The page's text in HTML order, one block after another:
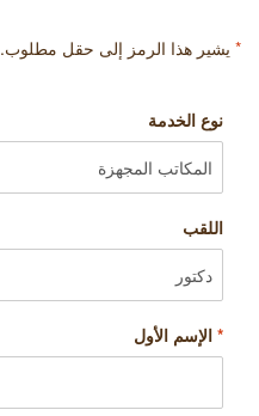
* يشير هذا الرمز إلى حقل مطلوب.
نوع الخدمة
اللقب
* الإسم الأول